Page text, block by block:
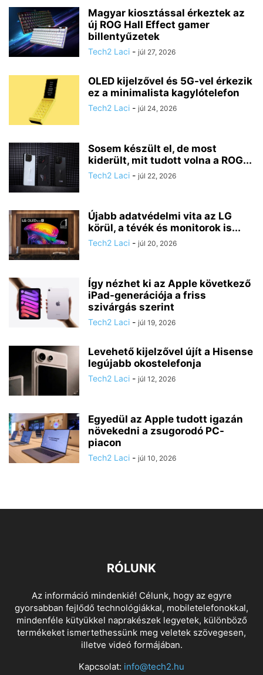
Magyar kiosztással érkeztek az
új ROG Hall Effect gamer
billentyűzetek
Tech2 Laci - júl 27, 2026
OLED kijelzővel és 5G-vel érkezik
ez a minimalista kagylótelefon
Tech2 Laci - júl 24, 2026
Sosem készült el, de most
kiderült, mit tudott volna a ROG...
Tech2 Laci - júl 22, 2026
Újabb adatvédelmi vita az LG
körül, a tévék és monitorok is...
Tech2 Laci - júl 20, 2026
Így nézhet ki az Apple következő
iPad-generációja a friss
szivárgás szerint
Tech2 Laci - júl 19, 2026
Levehető kijelzővel újít a Hisense
legújabb okostelefonja
Tech2 Laci - júl 12, 2026
Egyedül az Apple tudott igazán
növekedni a zsugorodó PC-
piacon
Tech2 Laci - júl 10, 2026
RÓLUNK
Az információ mindenkié! Célunk, hogy az egyre
gyorsabban fejlődő technológiákkal, mobiletelefonokkal,
mindenféle kütyükkel naprakészek legyetek, különböző
termékeket ismertethessünk meg veletek szövegesen,
illetve videó formájában.
Kapcsolat: info@tech2.hu